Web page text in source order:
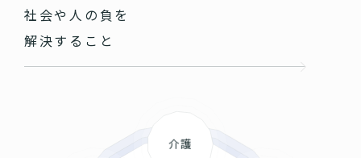
社会や人の負を
解決すること
介護